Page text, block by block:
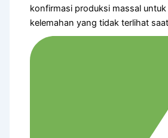
konfirmasi produksi massal
kelemahan yang tidak terlihat